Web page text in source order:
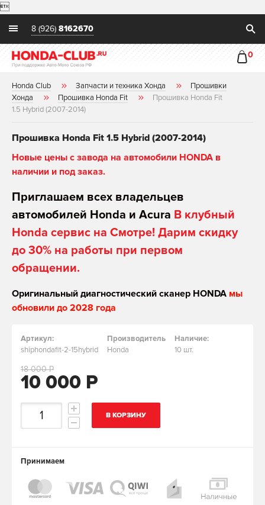

8 (926) 8162670
0
Honda Club Запчасти и техника Хонда
Прошивки
Хонда
Прошивка Honda Fit
Прошивка Honda Fit
1.5 Hybrid (2007-2014)
Прошивка Honda Fit 1.5 Hybrid (2007-2014)
Новые цены с завода на автомобили HONDA в
наличии и под заказ.
Приглашаем всех владельцев
автомобилей Honda и Acura В клубный
Honda сервис на Смотре! Дарим скидку
до 30% на работы при первом
обращении.
Оригинальный диагностический сканер HONDA мы
обновили до 2028 года
Артикул:
shiphondafit-2-15hybrid
Производитель
Honda
Наличие:
10 шт.
10 000 Р
18 000 Р
В КОРЗИНУ
Принимаем